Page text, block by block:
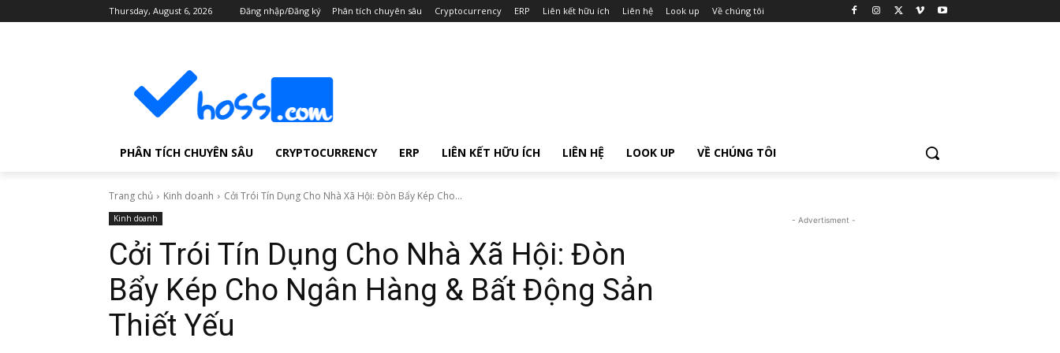
Thursday, August 6, 2026 Đăng nhập/Đăng ký Phân tích chuyên sâu Cryptocurrency ERP Liên kết hữu ích Liên hệ Look up Về chúng tôi
PHÂN TÍCH CHUYÊN SÂU CRYPTOCURRENCY ERP LIÊN KẾT HỮU ÍCH LIÊN HỆ LOOK UP VỀ CHÚNG TÔI
Trang chủ Kinh doanh Cởi Trói Tín Dụng Cho Nhà Xã Hội: Đòn Bẩy Kép Cho...
Kinh doanh
Cởi Trói Tín Dụng Cho Nhà Xã Hội: Đòn
Bẩy Kép Cho Ngân Hàng & Bất Động Sản
Thiết Yếu
- Advertisment -